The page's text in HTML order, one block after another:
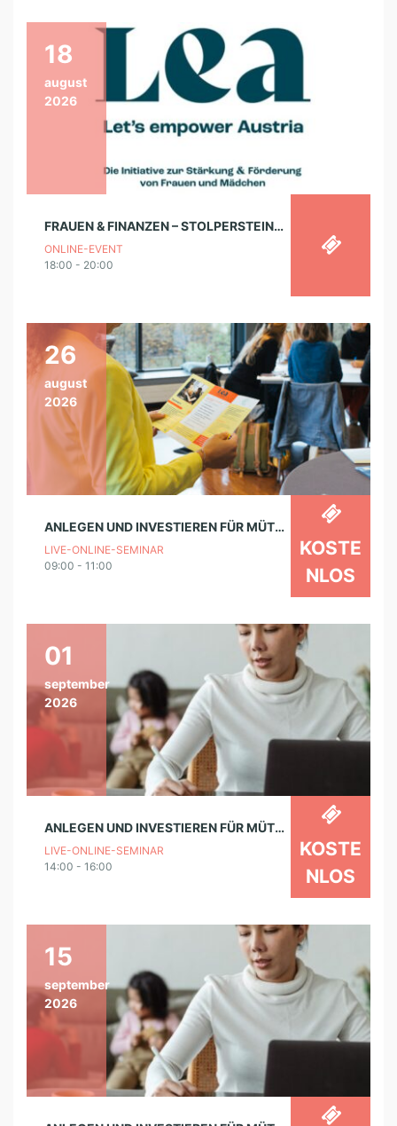
18
august
2026
FRAUEN & FINANZEN – STOLPERSTEINE ERKENNEN UND LANGFRISTIG GUT ENTSCHEIDEN
ONLINE-EVENT
18:00 - 20:00
26
august
2026
ANLEGEN UND INVESTIEREN FÜR MÜTTER – SEMINARREIHE
LIVE-ONLINE-SEMINAR
09:00 - 11:00
KOSTE
NLOS
01
september
2026
ANLEGEN UND INVESTIEREN FÜR MÜTTER – SEMINARREIHE
LIVE-ONLINE-SEMINAR
14:00 - 16:00
KOSTE
NLOS
15
september
2026